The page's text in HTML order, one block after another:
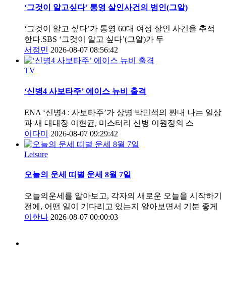
‘그것이 알고싶다’ 통영 살인사건의 범인(그알)
‘그것이 알고 싶다’가 통영 60대 여성 살인 사건을 추적
한다.SBS ‘그것이 알고 싶다’(그알)가 두
서정민 2026-08-07 08:56:42
TV
‘신병4 사보타주’ 에이스 뉴비 출격
ENA ‘신병4 : 사보타주’가 상병 박민석의 짠내 나는 일상
과 새 대대장 이현균, 미스터리 신병 이원정의 스
이다미
2026-08-07 09:29:42
Leisure
오늘의 운세 띠별 운세 8월 7일
오늘의운세를 알아보고, 각자의 새로운 오늘을 시작하기
전에, 어떤 일이 기다리고 있는지 알아보면서 기분 좋게
이한나 2026-08-07 00:00:03